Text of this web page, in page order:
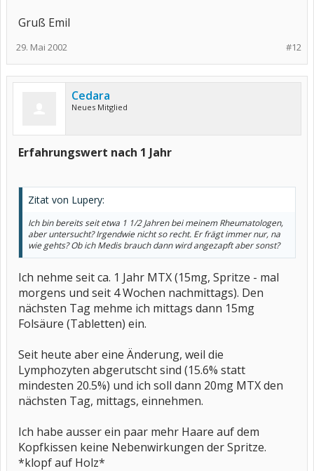
Gruß Emil
#12
29. Mai 2002
Cedara
Neues Mitglied
Erfahrungswert nach 1 Jahr
Zitat von Lupery:
Ich bin bereits seit etwa 1 1/2 Jahren bei meinem Rheumatologen,
aber untersucht? Irgendwie nicht so recht. Er frägt immer nur, na
wie gehts? Ob ich Medis brauch dann wird angezapft aber sonst?
Ich nehme seit ca. 1 Jahr MTX (15mg, Spritze - mal
morgens und seit 4 Wochen nachmittags). Den
nächsten Tag mehme ich mittags dann 15mg
Folsäure (Tabletten) ein.
Seit heute aber eine Änderung, weil die
Lymphozyten abgerutscht sind (15.6% statt
mindesten 20.5%) und ich soll dann 20mg MTX den
nächsten Tag, mittags, einnehmen.
Ich habe ausser ein paar mehr Haare auf dem
Kopfkissen keine Nebenwirkungen der Spritze.
*klopf auf Holz*